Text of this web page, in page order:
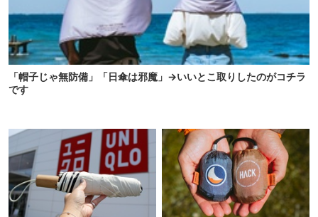
「帽子じゃ無防備」「日傘は邪魔」→いいとこ取りしたのがコチラ
です